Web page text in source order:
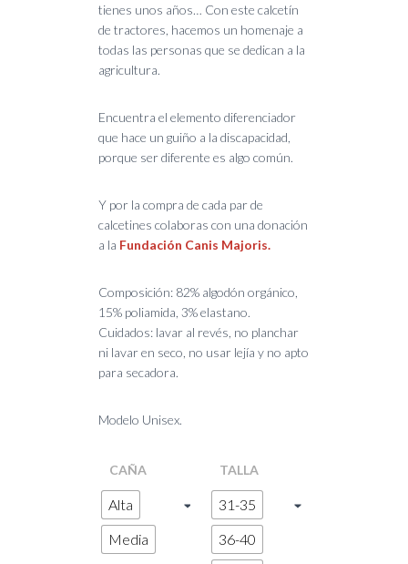
tienes unos años… Con este calcetín
de tractores, hacemos un homenaje a
todas las personas que se dedican a la
agricultura.
Encuentra el elemento diferenciador
que hace un guiño a la discapacidad,
porque ser diferente es algo común.
Y por la compra de cada par de
calcetines colaboras con una donación
a la Fundación Canis Majoris.
Composición: 82% algodón orgánico,
15% poliamida, 3% elastano.
Cuidados: lavar al revés, no planchar
ni lavar en seco, no usar lejía y no apto
para secadora.
Modelo Unisex.
CAÑA
Alta
Media
TALLA
31-35
36-40